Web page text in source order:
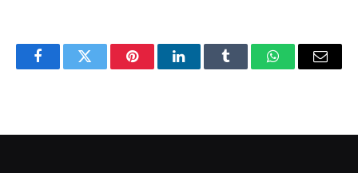
FacebookTwitter PinterestLinkedInTumblr WhatsAppEmail